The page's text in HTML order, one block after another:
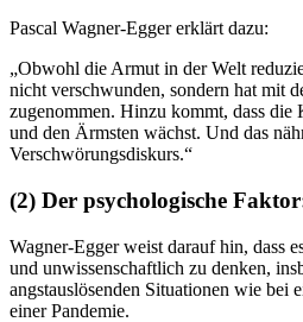
Pascal Wagner-Egger erklärt dazu:
„Obwohl die Armut in der Welt
nicht verschwunden, sondern hat mit
zugenommen. Hinzu kommt, dass die
und den Ärmsten wächst. Und das
Verschwörungsdiskurs.“
(2) Der psychologische
Wagner-Egger weist darauf hin, dass
und unwissenschaftlich zu denken,
angstauslösenden Situationen wie bei
einer Pandemie.